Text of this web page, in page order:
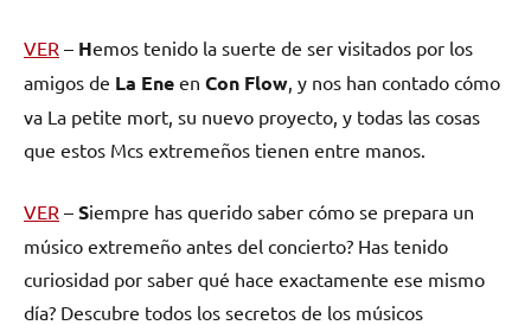
VER – Hemos tenido la suerte de ser visitados por los
amigos de La Ene en Con Flow , y nos han contado cómo
va La petite mort , su nuevo proyecto, y todas las cosas
que estos Mcs extremeños tienen entre manos.
VER – Siempre has querido saber cómo se prepara un
músico extremeño antes del concierto? Has tenido
curiosidad por saber qué hace exactamente ese mismo
día? Descubre todos los secretos de los músicos